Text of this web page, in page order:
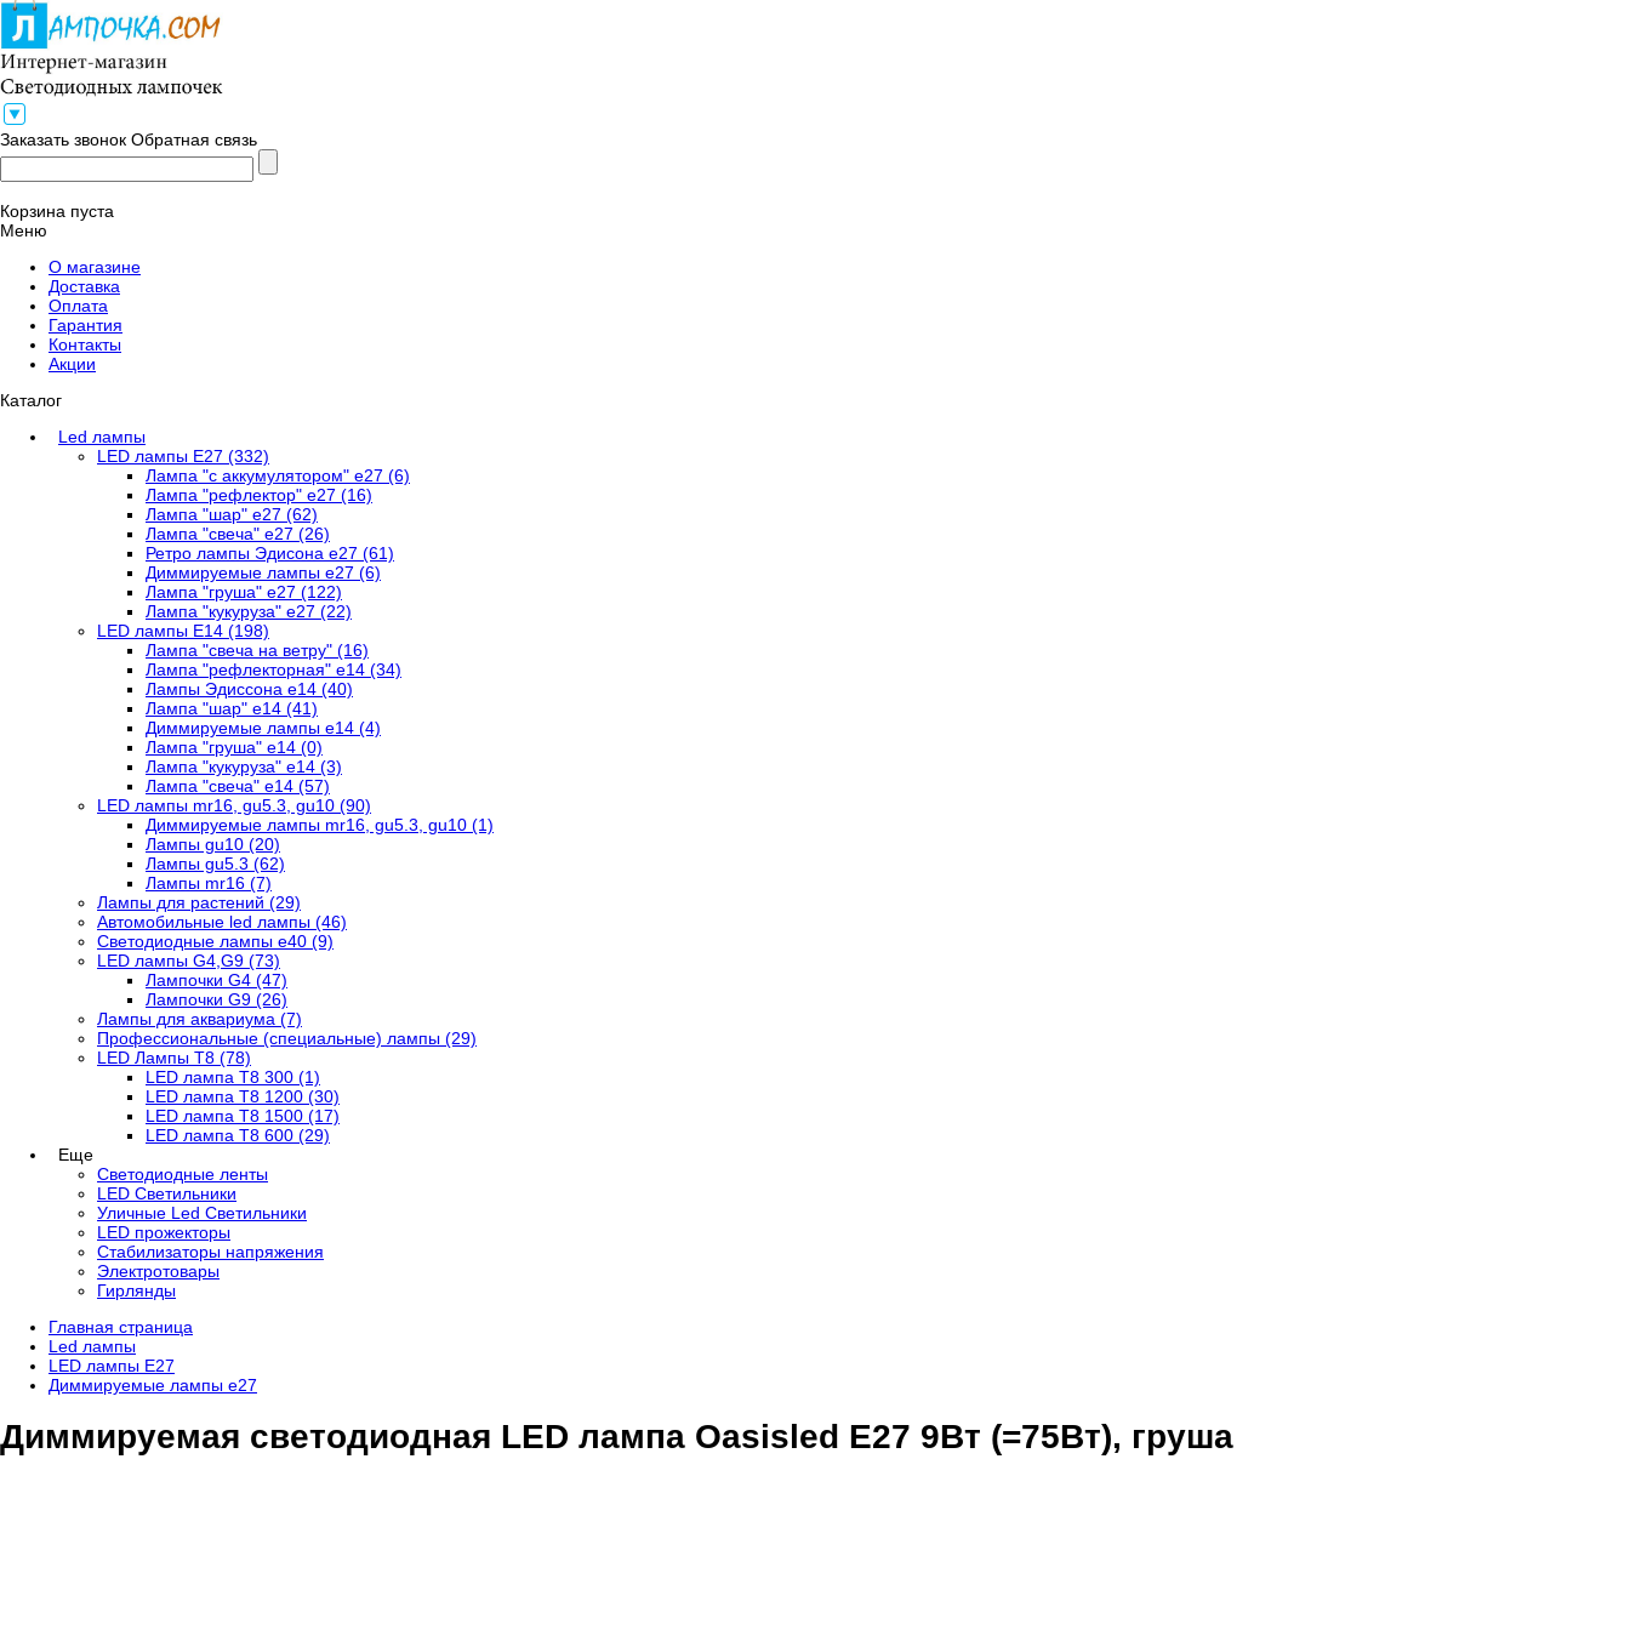
Заказать звонок Обратная связь
Корзина пуста
Меню
О магазине
Доставка
Оплата
Гарантия
Контакты
Акции
Каталог
Led лампы
LED лампы E27 (332)
Лампа "с аккумулятором" е27 (6)
Лампа "рефлектор" е27 (16)
Лампа "шар" е27 (62)
Лампа "свеча" е27 (26)
Ретро лампы Эдисона е27 (61)
Диммируемые лампы е27 (6)
Лампа "груша" е27 (122)
Лампа "кукуруза" е27 (22)
LED лампы Е14 (198)
Лампа "свеча на ветру" (16)
Лампа "рефлекторная" е14 (34)
Лампы Эдиссона е14 (40)
Лампа "шар" е14 (41)
Диммируемые лампы е14 (4)
Лампа "груша" е14 (0)
Лампа "кукуруза" е14 (3)
Лампа "свеча" е14 (57)
LED лампы mr16, gu5.3, gu10 (90)
Диммируемые лампы mr16, gu5.3, gu10 (1)
Лампы gu10 (20)
Лампы gu5.3 (62)
Лампы mr16 (7)
Лампы для растений (29)
Автомобильные led лампы (46)
Светодиодные лампы е40 (9)
LED лампы G4,G9 (73)
Лампочки G4 (47)
Лампочки G9 (26)
Лампы для аквариума (7)
Профессиональные (специальные) лампы (29)
LED Лампы T8 (78)
LED лампа Т8 300 (1)
LED лампа T8 1200 (30)
LED лампа T8 1500 (17)
LED лампа T8 600 (29)
Еще
Светодиодные ленты
LED Светильники
Уличные Led Светильники
LED прожекторы
Стабилизаторы напряжения
Электротовары
Гирлянды
Главная страница
Led лампы
LED лампы E27
Диммируемые лампы е27
Диммируемая светодиодная LED лампа Oasisled E27 9Вт (=75Вт), груша